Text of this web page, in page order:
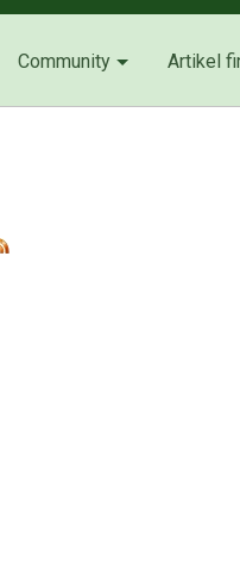
Community Artikel